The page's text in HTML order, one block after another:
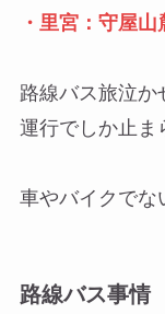
・里宮：守屋
路線バス旅泣か
運行でしか止ま
車やバイクでな
路線バス事情